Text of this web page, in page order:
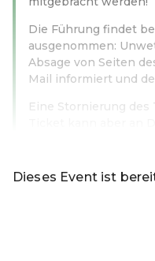
Die Führung findet
ausgenommen:
Absage von Seiten
Mail informiert und
Eine Stornierung
Dieses Event ist